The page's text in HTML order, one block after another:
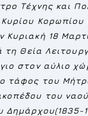
Τέχνης και
Κορωπίου
Κυριακή 18
τη Θεία
στον αύλιο
ο τάφος του
του
Δημάρχου(1835-